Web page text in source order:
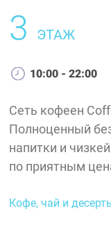
3 ЭТАЖ
10:00 - 22:00
Сеть кофеен
Полноценный
напитки и
по приятным
Кофе, чай и